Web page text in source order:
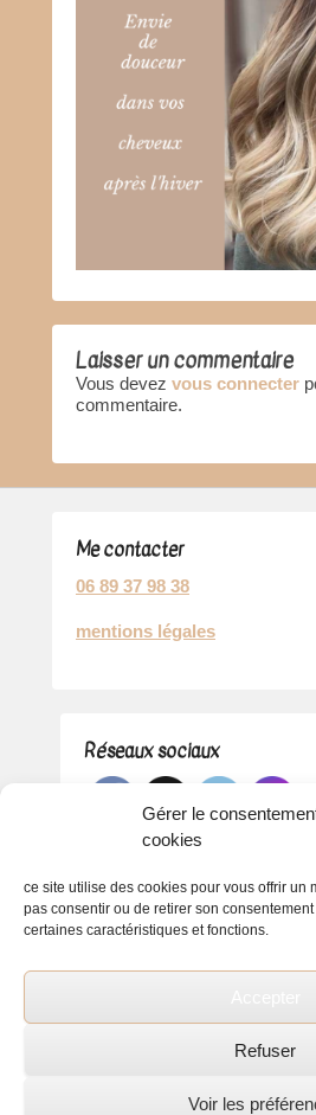
Gérer le
cookies
ce site utilise des cookies pour vous offrir un
pas consentir ou de retirer son
certaines caractéristiques et fonctions.
Refuser
Voir les
Laisser un commentaire
Vous devez vous connecter
commentaire.
Me contacter
06 89 37 98 38
mentions légales
Réseaux sociaux